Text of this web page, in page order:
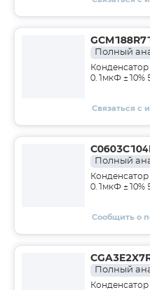
Полный
Конденсатор
0.1мкФ ±10%
Связаться с
Полный
Конденсатор
0.1мкФ ±10%
Сообщить о
Полный
Конденсатор